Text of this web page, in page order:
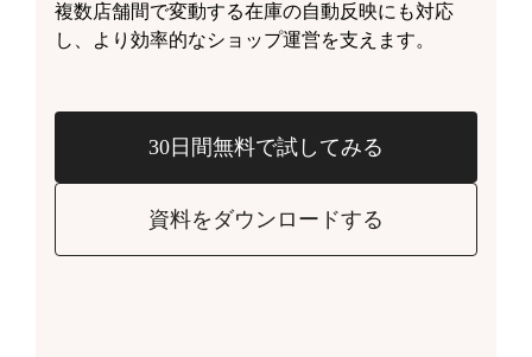
複数店舗間で変動する在庫の自動反映にも対応
し、 より効率的なショップ運営を支えます。
30日間無料で試してみる
資料をダウンロードする